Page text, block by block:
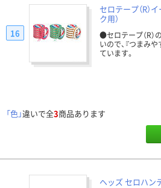
セロテープ（R）
ク用）
●セロテープ（R）
いので、『つまみ
ています。
16
「色」違いで全3商品あります
ヘッズ セロハン